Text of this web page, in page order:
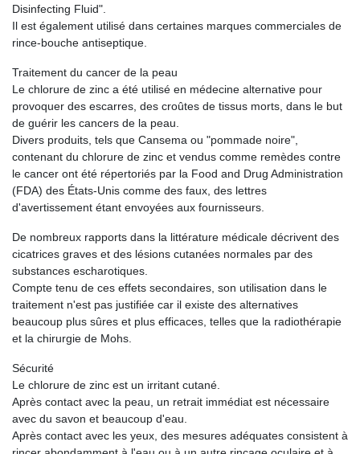
Disinfecting Fluid".
Il est également utilisé dans certaines marques commerciales de
rince-bouche antiseptique.
Traitement du cancer de la peau
Le chlorure de zinc a été utilisé en médecine alternative pour
provoquer des escarres, des croûtes de tissus morts, dans le but
de guérir les cancers de la peau.
Divers produits, tels que Cansema ou "pommade noire",
contenant du chlorure de zinc et vendus comme remèdes contre
le cancer ont été répertoriés par la Food and Drug Administration
(FDA) des États-Unis comme des faux, des lettres
d'avertissement étant envoyées aux fournisseurs.
De nombreux rapports dans la littérature médicale décrivent des
cicatrices graves et des lésions cutanées normales par des
substances escharotiques.
Compte tenu de ces effets secondaires, son utilisation dans le
traitement n'est pas justifiée car il existe des alternatives
beaucoup plus sûres et plus efficaces, telles que la radiothérapie
et la chirurgie de Mohs.
Sécurité
Le chlorure de zinc est un irritant cutané.
Après contact avec la peau, un retrait immédiat est nécessaire
avec du savon et beaucoup d'eau.
Après contact avec les yeux, des mesures adéquates consistent à